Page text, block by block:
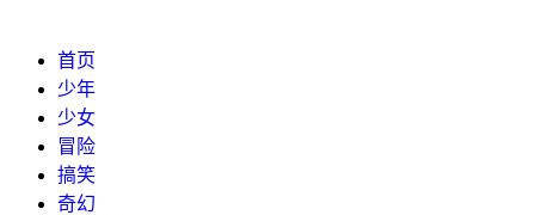
首页
少年
少女
冒险
搞笑
奇幻